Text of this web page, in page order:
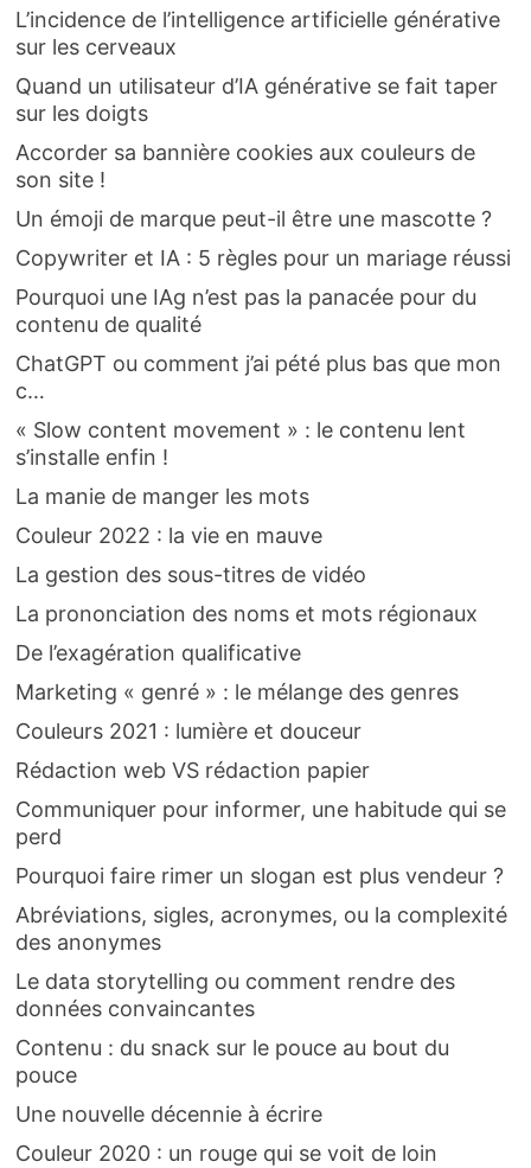
L’incidence de l’intelligence artificielle générative
sur les cerveaux
Quand un utilisateur d’IA générative se fait taper
sur les doigts
Accorder sa bannière cookies aux couleurs de
son site !
Un émoji de marque peut-il être une mascotte ?
Copywriter et IA : 5 règles pour un mariage réussi
Pourquoi une IAg n’est pas la panacée pour du
contenu de qualité
ChatGPT ou comment j’ai pété plus bas que mon
c…
« Slow content movement » : le contenu lent
s’installe enfin !
La manie de manger les mots
Couleur 2022 : la vie en mauve
La gestion des sous-titres de vidéo
La prononciation des noms et mots régionaux
De l’exagération qualificative
Marketing « genré » : le mélange des genres
Couleurs 2021 : lumière et douceur
Rédaction web VS rédaction papier
Communiquer pour informer, une habitude qui se
perd
Pourquoi faire rimer un slogan est plus vendeur ?
Abréviations, sigles, acronymes, ou la complexité
des anonymes
Le data storytelling ou comment rendre des
données convaincantes
Contenu : du snack sur le pouce au bout du
pouce
Une nouvelle décennie à écrire
Couleur 2020 : un rouge qui se voit de loin